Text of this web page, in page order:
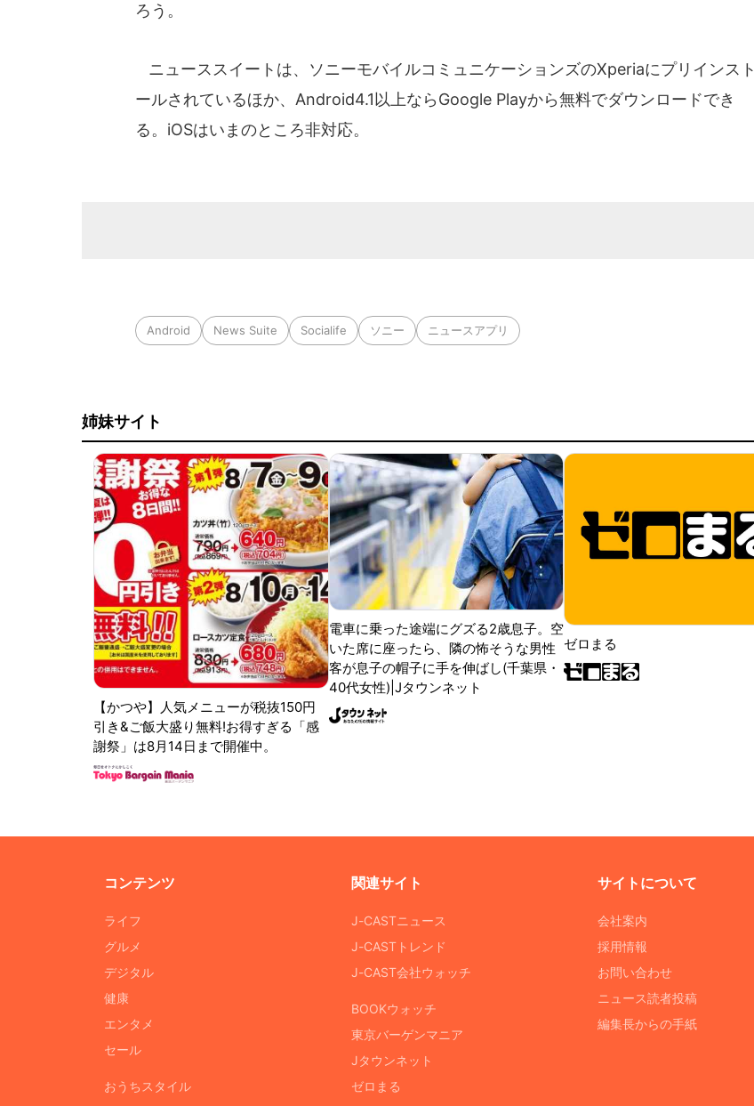
ろう。
ニューススイートは、ソニーモバイルコミュニケーションズのXperiaにプリインスト
ールされているほか、Android4.1以上ならGoogle Playから無料でダウンロードでき
る。iOSはいまのところ非対応。
Android News Suite Socialife ソニー ニュースアプリ
姉妹サイト
【かつや】人気メニューが税抜150円
引き&ご飯大盛り無料!お得すぎる「感
謝祭」は8月14日まで開催中。
電車に乗った途端にグズる2歳息子。空
いた席に座ったら、隣の怖そうな男性
客が息子の帽子に手を伸ばし(千葉県・
40代女性)|Jタウンネット
ゼロまる
コンテンツ
ライフ
グルメ
デジタル
健康
エンタメ
セール
おうちスタイル
関連サイト
J-CASTニュース
J-CASTトレンド
J-CAST会社ウォッチ
BOOKウォッチ
東京バーゲンマニア
Jタウンネット
ゼロまる
サイトについて
会社案内
採用情報
お問い合わせ
ニュース読者投稿
編集長からの手紙